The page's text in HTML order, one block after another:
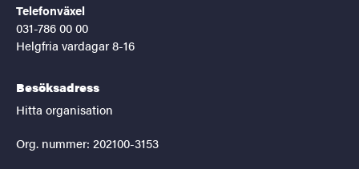
Telefonväxel
031-786 00 00
Helgfria vardagar 8-16
Besöksadress
Hitta organisation
Org. nummer: 202100-3153